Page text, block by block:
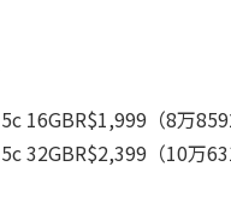
5c 16GBR$1,999（8万
5c 32GBR$2,399（10万